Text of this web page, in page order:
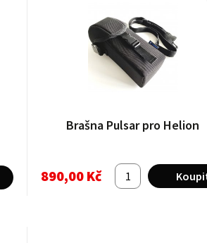
Brašna Pulsar pro Helion
890,00 Kč